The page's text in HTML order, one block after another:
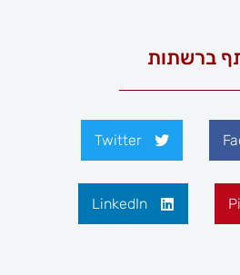
ברשתות
Twitter
LinkedIn